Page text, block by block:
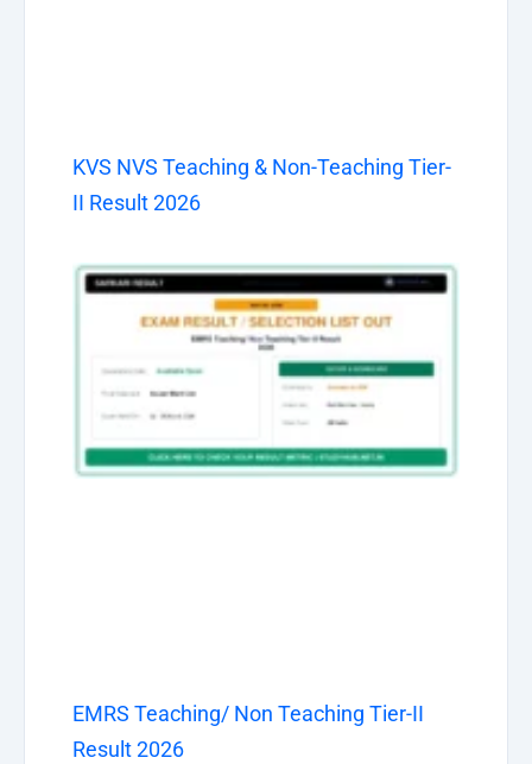
KVS NVS Teaching & Non-Teaching Tier-
II Result 2026
EMRS Teaching/ Non Teaching Tier-II
Result 2026